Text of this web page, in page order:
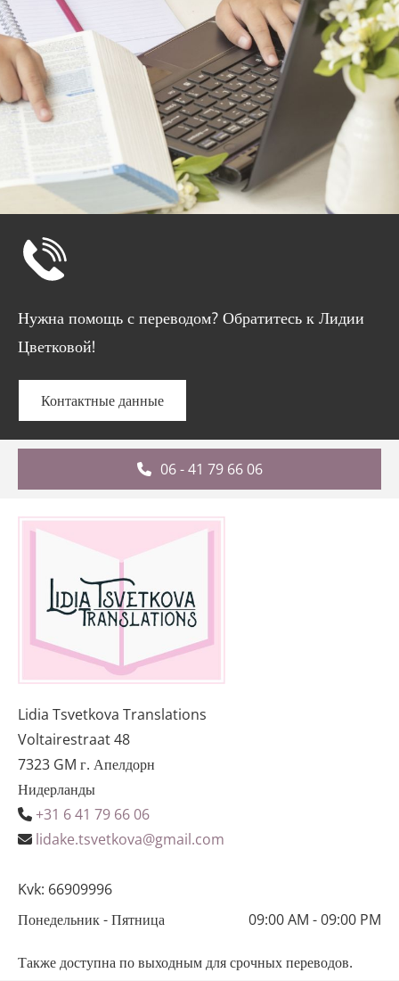
Нужна помощь с переводом? Обратитесь к Лидии
Цветковой!
Контактные данные
06 - 41 79 66 06
Lidia Tsvetkova Translations
Voltairestraat 48
7323 GM г. Апелдорн
Нидерланды
 +31 6 41 79 66 06
 lidake.tsvetkova@gmail.com
Kvk: 66909996
Понедельник - Пятница
09:00 AM - 09:00 PM
Также доступна по выходным для срочных переводов.